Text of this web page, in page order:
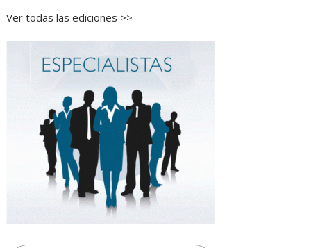
Ver todas las ediciones >>